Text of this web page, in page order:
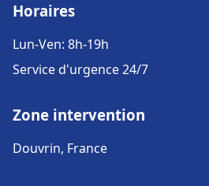
Horaires
Lun-Ven: 8h-19h
Service d'urgence 24/7
Zone intervention
Douvrin, France